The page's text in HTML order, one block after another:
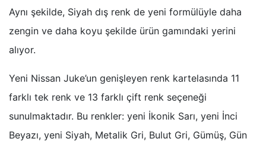
Aynı şekilde, Siyah dış renk de yeni formülüyle daha
zengin ve daha koyu şekilde ürün gamındaki yerini
alıyor.
Yeni Nissan Juke’un genişleyen renk kartelasında 11
farklı tek renk ve 13 farklı çift renk seçeneği
sunulmaktadır. Bu renkler: yeni İkonik Sarı, yeni İnci
Beyazı, yeni Siyah, Metalik Gri, Bulut Gri, Gümüş, Gün